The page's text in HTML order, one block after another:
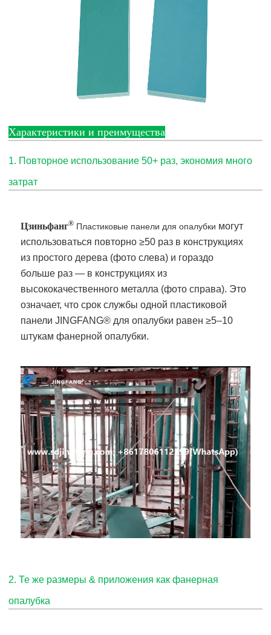
Характеристики и преимущества
1. Повторное использование 50+ раз, экономия много
затрат
Цзиньфанг® Пластиковые панели для опалубки могут
использоваться повторно ≥50 раз в конструкциях
из простого дерева (фото слева) и гораздо
больше раз — в конструкциях из
высококачественного металла (фото справа). Это
означает, что срок службы одной пластиковой
панели JINGFANG® для опалубки равен ≥5–10
штукам фанерной опалубки.
2. Те же размеры & приложения как фанерная
опалубка